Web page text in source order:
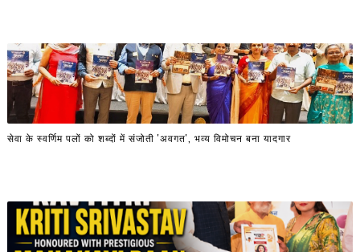
सेवा के स्वर्णिम पलों को शब्दों में संजोती 'अवगत', भव्य विमोचन बना यादगार